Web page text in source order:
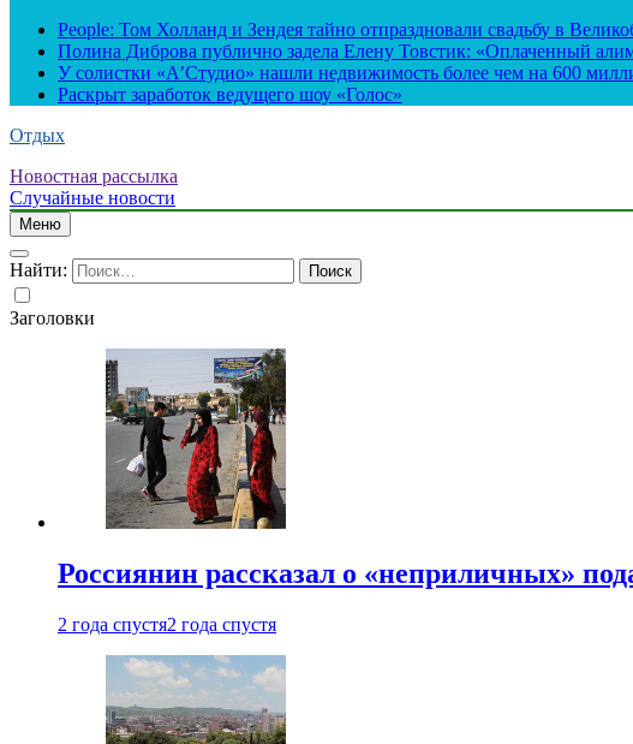
People: Том Холланд и Зендея тайно отпраздновали свадьбу в
Полина Диброва публично задела Елену Товстик: «Оплаченный
У солистки «А’Студио» нашли недвижимость более чем на 600
Раскрыт заработок ведущего шоу «Голос»
Отдых
Новостная рассылка
Случайные новости
Меню
Найти:
Заголовки
Россиянин рассказал о «неприличных»
2 года спустя2 года спустя